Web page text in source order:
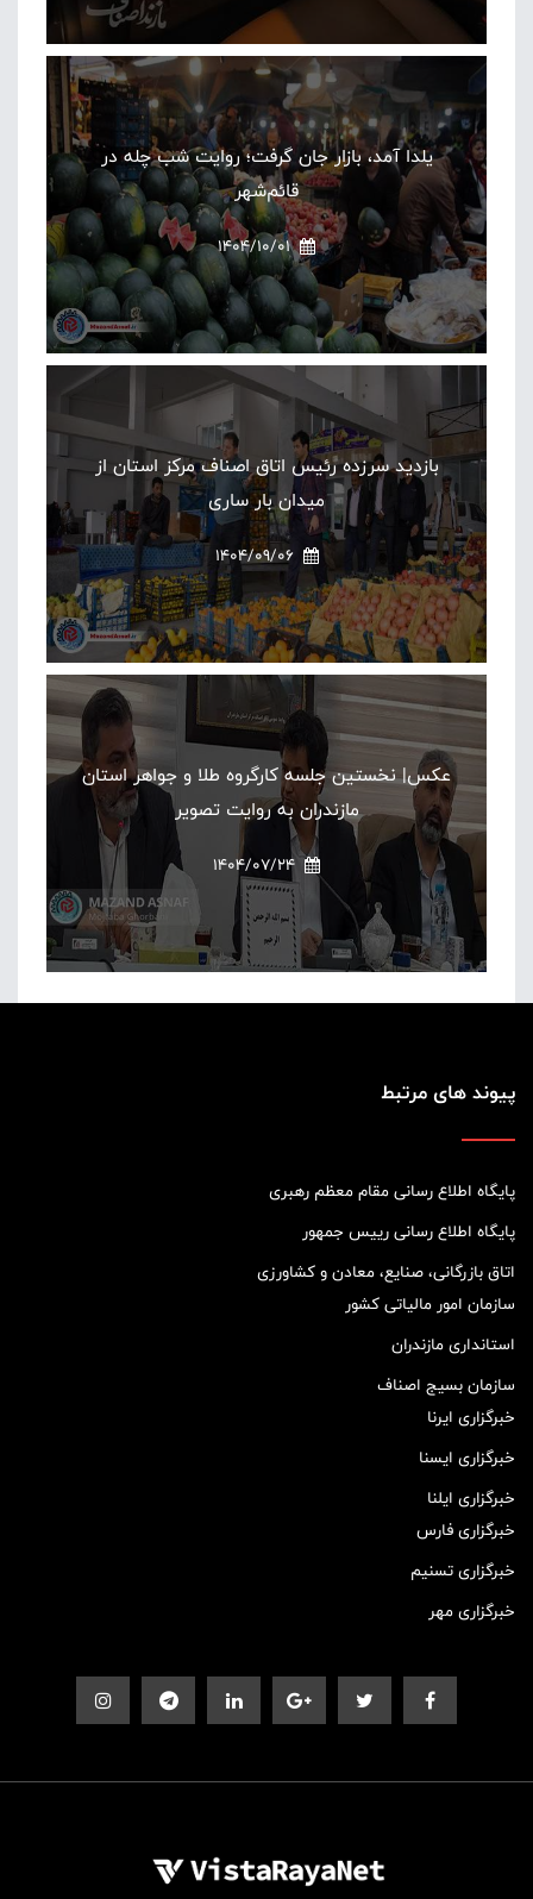
یلدا آمد، بازار جان گرفت؛ روایت شب چله در
قائم‌شهر
1404/10/01
بازدید سرزده رئیس اتاق اصناف مرکز استان از
میدان بار ساری
1404/09/06
عکس| نخستین جلسه کارگروه طلا و جواهر استان
مازندران به روایت تصویر
1404/07/24
پیوند های مرتبط
پایگاه اطلاع رسانی مقام معظم رهبری
پایگاه اطلاع رسانی رییس جمهور
اتاق بازرگانی، صنایع، معادن و کشاورزی
سازمان امور مالیاتی کشور
استانداری مازندران
سازمان بسیج اصناف
خبرگزاری ایرنا
خبرگزاری ایسنا
خبرگزاری ایلنا
خبرگزاری فارس
خبرگزاری تسنیم
خبرگزاری مهر